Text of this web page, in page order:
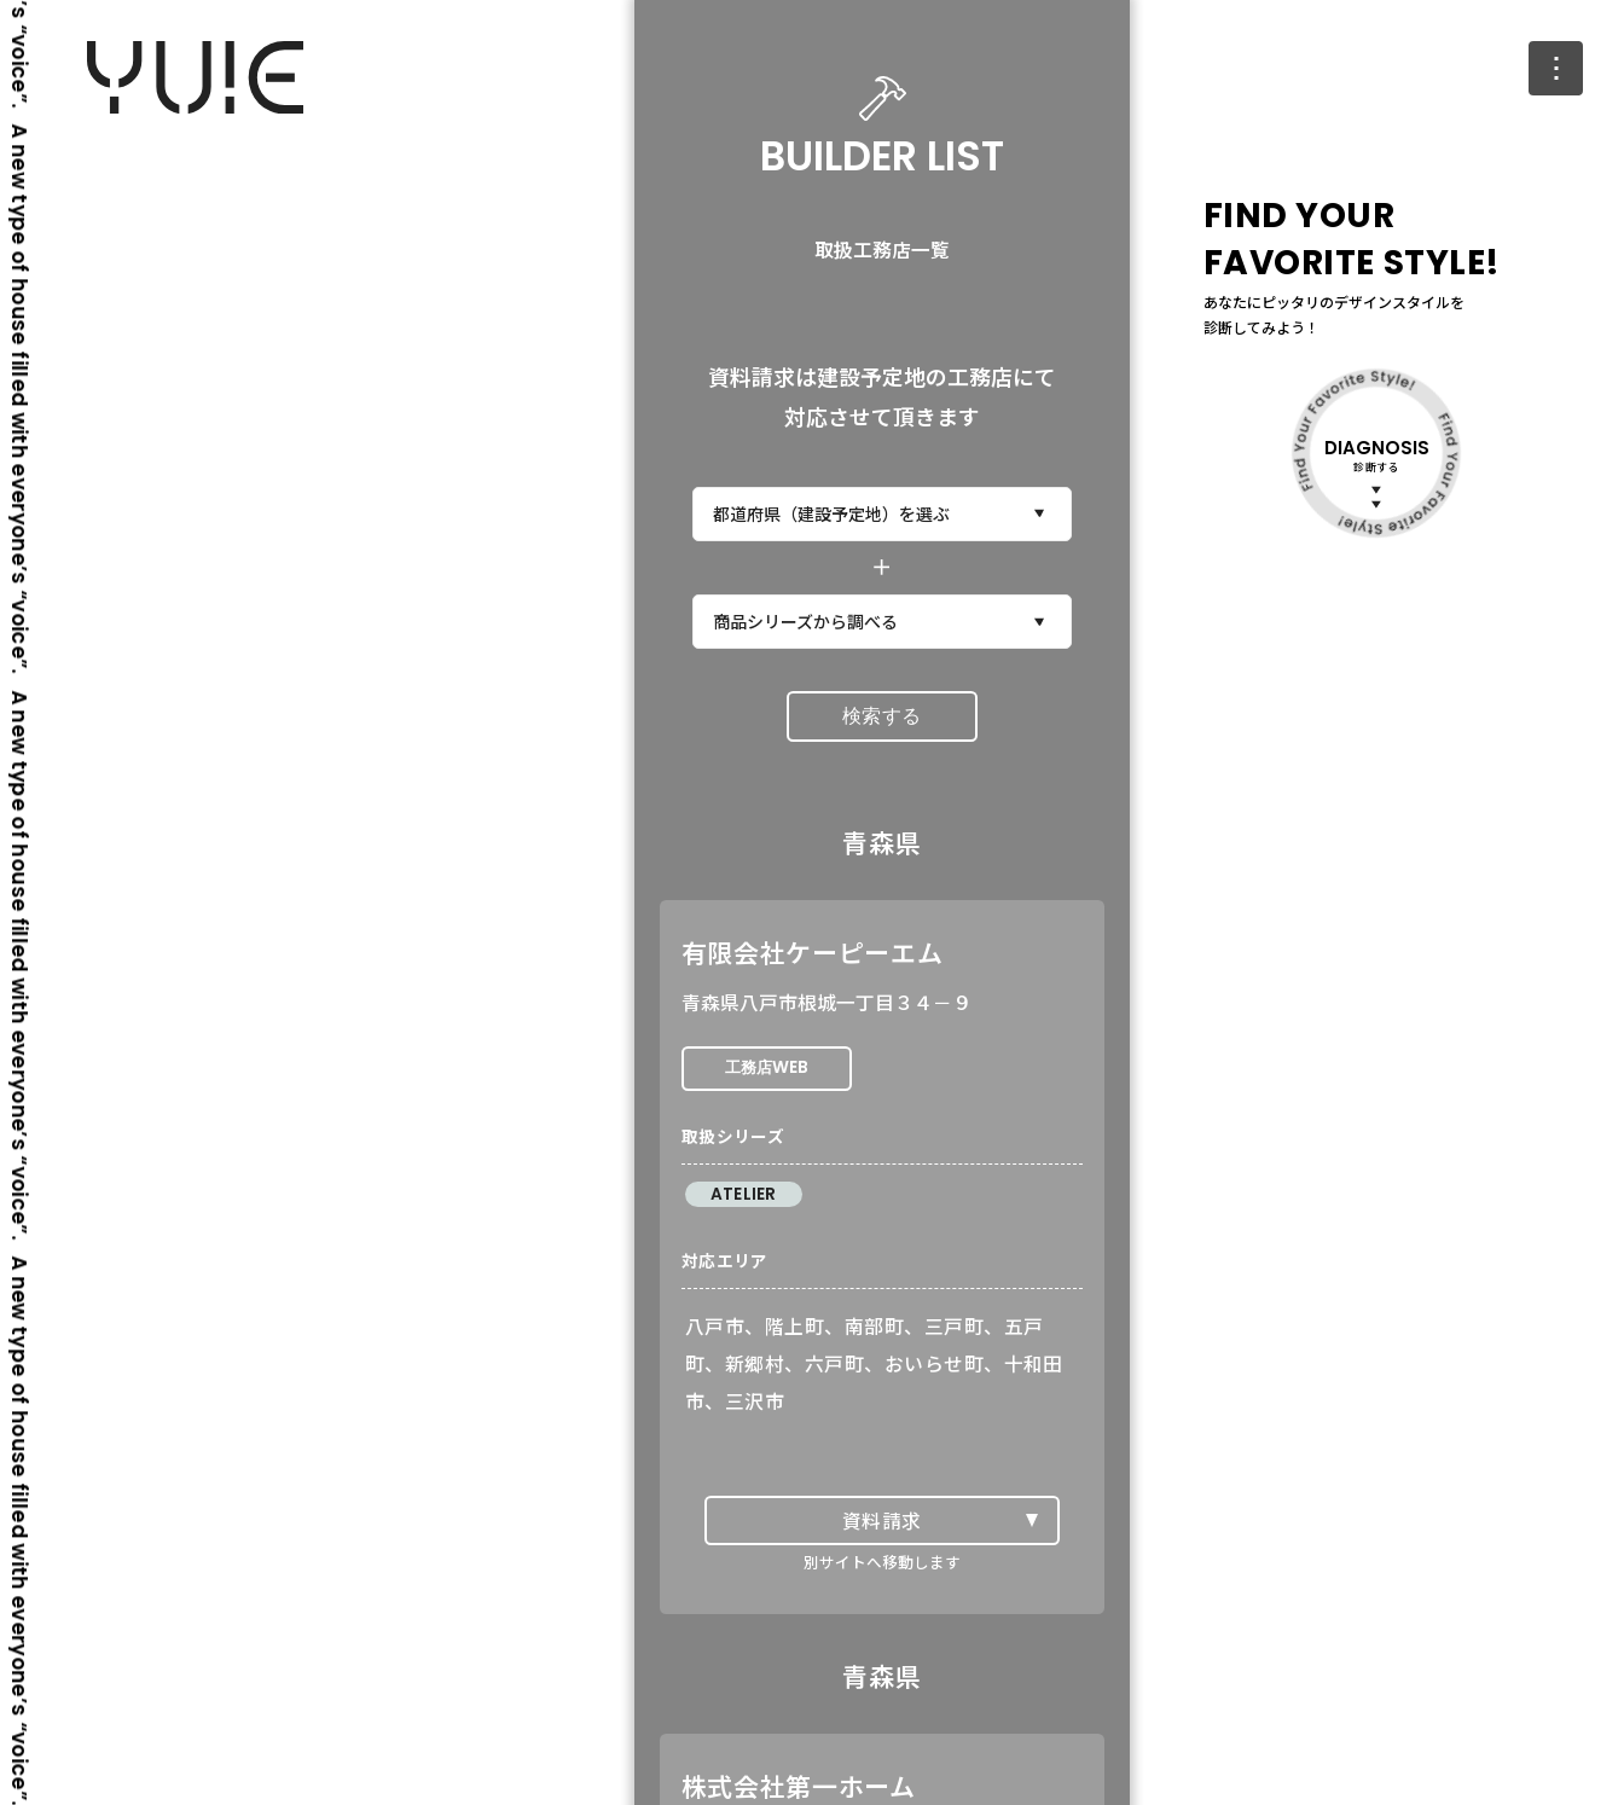
A new type of house filled with everyone’s “voice”. A new type of house filled with everyone’s “voice”. A new type of house filled with everyone’s “voice”. A new type of house filled with everyone’s “voice”.
FIND YOUR
FAVORITE STYLE!
あなたにピッタリのデザインスタイルを
診断してみよう！
DIAGNOSIS
診断する
BUILDER LIST
取扱工務店一覧
資料請求は建設予定地の工務店にて
対応させて頂きます
都道府県（建設予定地）を選ぶ
＋
商品シリーズから調べる
検索する
青森県
有限会社ケーピーエム
青森県八戸市根城一丁目３４－９
工務店WEB
取扱シリーズ
ATELIER
対応エリア
八戸市、階上町、南部町、三戸町、五戸
町、新郷村、六戸町、おいらせ町、十和田
市、三沢市
資料請求
ATELIER
別サイトへ移動します
青森県
株式会社第一ホーム